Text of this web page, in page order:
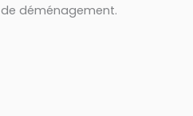
déménagement.